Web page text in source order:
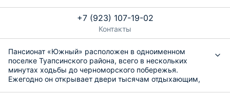
+7 (923) 107-19-02
Контакты
Пансионат «Южный» расположен в одноименном
поселке Туапсинского района, всего в нескольких
минутах ходьбы до черноморского побережья.
Ежегодно он открывает двери тысячам отдыхающим,